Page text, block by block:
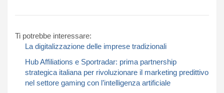
Ti potrebbe interessare:
La digitalizzazione delle imprese tradizionali
Hub Affiliations e Sportradar: prima partnership
strategica italiana per rivoluzionare il marketing predittivo
nel settore gaming con l’intelligenza artificiale